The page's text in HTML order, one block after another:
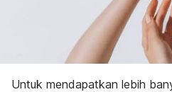
Untuk mendapatkan lebih